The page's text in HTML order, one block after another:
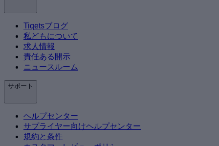
Tiqetsブログ
私どもについて
求人情報
責任ある開示
ニュースルーム
サポート
ヘルプセンター
サプライヤー向けヘルプセンター
規約と条件